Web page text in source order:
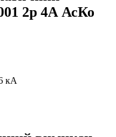
2р 4А АсКо
кА